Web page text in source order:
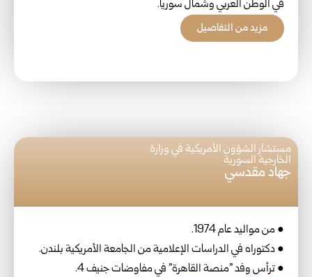
في الوطن العربي وشمال سوريا.
مزيد من التفاصيل
مستشار الشؤون الأمريكية في وزارة
الخارجية السورية
جهاد مقدسي
● من مواليد عام 1974.
● دكتوراه في الدراسات الإعلامية من الجامعة الأمريكية بلندن.
● ترأس وفد "منصة القاهرة" في مفاوضات جنيف 4.